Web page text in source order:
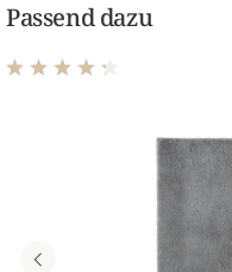
Passend dazu